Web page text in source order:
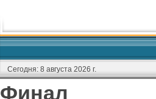
Сегодня: 8 августа 2026 г.
Финал